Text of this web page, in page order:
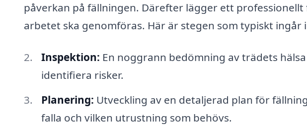
påverkan på fällningen. Därefter lägger ett
arbetet ska genomföras. Här är stegen som typiskt ingår
Inspektion: En noggrann bedömning av trädets
identifiera risker.
Planering: Utveckling av en detaljerad plan för
falla och vilken utrustning som behövs.